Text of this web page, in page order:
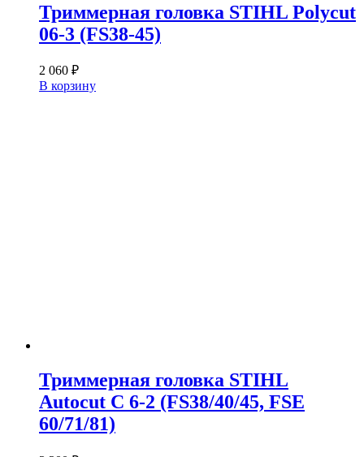
Триммерная головка STIHL Polycut
06-3 (FS38-45)
2 060 ₽
В корзину
Триммерная головка STIHL
Autocut C 6-2 (FS38/40/45, FSE
60/71/81)